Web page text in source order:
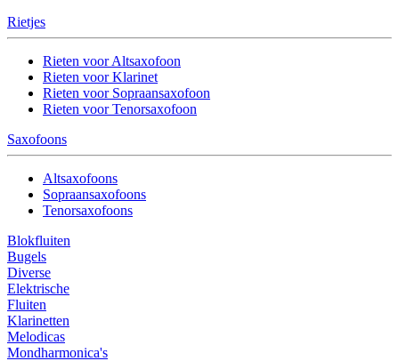
Rietjes
Rieten voor Altsaxofoon
Rieten voor Klarinet
Rieten voor Sopraansaxofoon
Rieten voor Tenorsaxofoon
Saxofoons
Altsaxofoons
Sopraansaxofoons
Tenorsaxofoons
Blokfluiten
Bugels
Diverse
Elektrische
Fluiten
Klarinetten
Melodicas
Mondharmonica's